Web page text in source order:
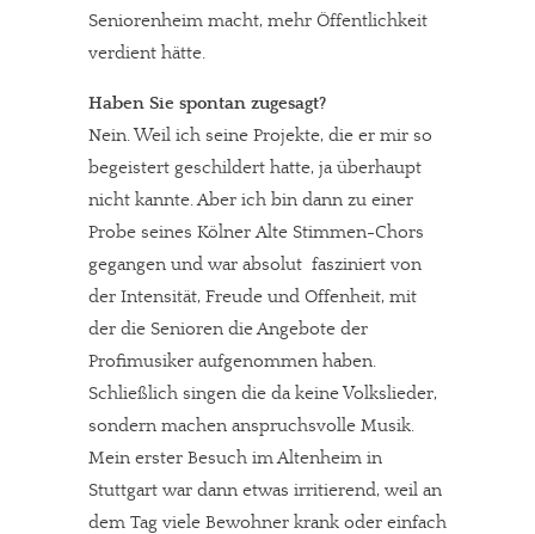
Seniorenheim macht, mehr Öffentlichkeit
verdient hätte.
Haben Sie spontan zugesagt?
Nein. Weil ich seine Projekte, die er mir so
begeistert geschildert hatte, ja überhaupt
nicht kannte. Aber ich bin dann zu einer
Probe seines Kölner Alte Stimmen-Chors
gegangen und war absolut fasziniert von
der Intensität, Freude und Offenheit, mit
der die Senioren die Angebote der
Profimusiker aufgenommen haben.
Schließlich singen die da keine Volkslieder,
sondern machen anspruchsvolle Musik.
Mein erster Besuch im Altenheim in
Stuttgart war dann etwas irritierend, weil an
dem Tag viele Bewohner krank oder einfach